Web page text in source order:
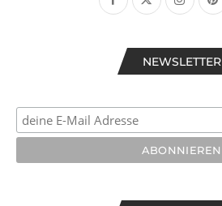
NEWSLETTER